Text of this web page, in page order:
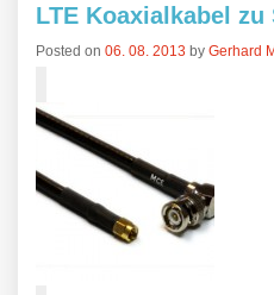
LTE Koaxialkabel
Posted on 06. 08. 2013 by Gerhard